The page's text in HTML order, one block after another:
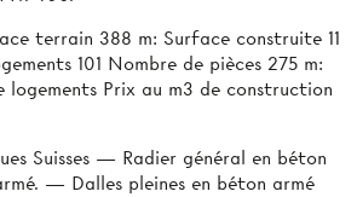
terrain 388 m: Surface construite 11
101 Nombre de pièces 275 m:
Prix au m3 de construction
Suisses — Radier général en béton
— Dalles pleines en béton armé